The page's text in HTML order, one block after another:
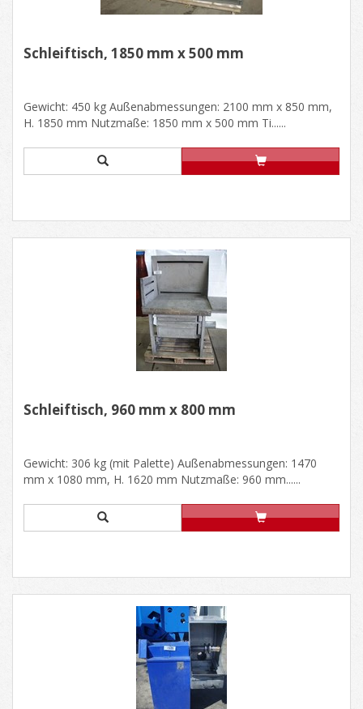
Schleiftisch, 1850 mm x 500 mm
Gewicht: 450 kg Außenabmessungen: 2100 mm x 850 mm,
H. 1850 mm Nutzmaße: 1850 mm x 500 mm Ti......
Schleiftisch, 960 mm x 800 mm
Gewicht: 306 kg (mit Palette) Außenabmessungen: 1470
mm x 1080 mm, H. 1620 mm Nutzmaße: 960 mm......